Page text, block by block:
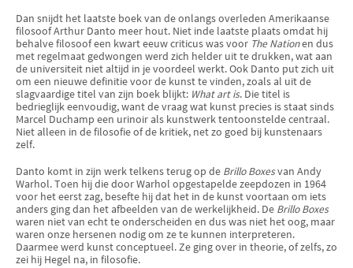
Dan snijdt het laatste boek van de onlangs overleden Amerikaanse
filosoof Arthur Danto meer hout. Niet inde laatste plaats omdat hij
behalve filosoof een kwart eeuw criticus was voor The Nationen dus
met regelmaat gedwongen werd zich helder uit te drukken, wat aan
de universiteit niet altijd in je voordeel werkt. Ook Danto put zich uit
om een nieuwe definitie voor de kunst te vinden, zoals al uit de
slagvaardige titel van zijn boek blijkt: What art is. Die titel is
bedrieglijk eenvoudig, want de vraag wat kunst precies is staat sinds
Marcel Duchamp een urinoir als kunstwerk tentoonstelde centraal.
Niet alleen in de filosofie of de kritiek, net zo goed bij kunstenaars
zelf.
Danto komt in zijn werk telkens terug op de Brillo Boxesvan Andy
Warhol. Toen hij die door Warhol opgestapelde zeepdozen in 1964
voor het eerst zag, besefte hij dat het in de kunst voortaan om iets
anders ging dan het afbeelden van de werkelijkheid. De Brillo Boxes
waren niet van echt te onderscheiden en dus was niet het oog, maar
waren onze hersenen nodig om ze te kunnen interpreteren.
Daarmee werd kunst conceptueel. Ze ging over in theorie, of zelfs, zo
zei hij Hegel na, in filosofie.